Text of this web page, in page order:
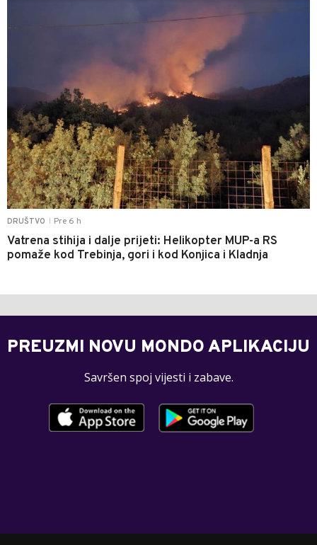
DRUŠTVO Pre 6 h
Vatrena stihija i dalje prijeti: Helikopter MUP-a RS
pomaže kod Trebinja, gori i kod Konjica i Kladnja
PREUZMI NOVU MONDO APLIKACIJU
Savršen spoj vijesti i zabave.